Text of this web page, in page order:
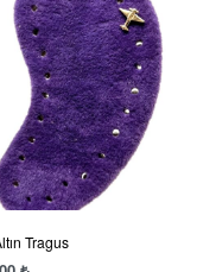
Tragus